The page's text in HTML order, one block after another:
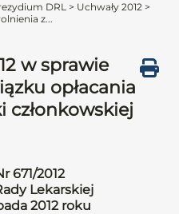
DRL > Uchwały 2012 >
z...
w sprawie
opłacania
członkowskiej
671/2012
Lekarskiej
2012 roku